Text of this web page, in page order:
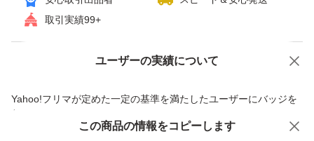
【内容量】90g×1
【その他】つめかえ用 医薬部外品
【成分】ナイアシンアミド.
濃潤コラーゲン
浸透型ヒアルロン酸
取引実績99+
ユーザーの実績について
Yahoo!フリマが定めた一定の基準を満たしたユーザーにバッジを
付与しています
価格の相談 商品への質問
この商品の情報をコピーします
この商品をみている人にオススメ